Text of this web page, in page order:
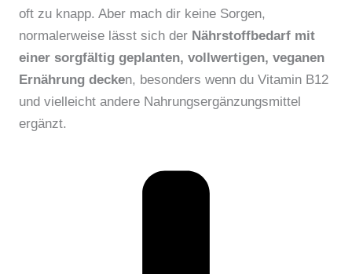
oft zu knapp. Aber mach dir keine Sorgen,
normalerweise lässt sich der Nährstoffbedarf mit
einer sorgfältig geplanten, vollwertigen, veganen
Ernährung decken, besonders wenn du Vitamin B12
und vielleicht andere Nahrungsergänzungsmittel
ergänzt.